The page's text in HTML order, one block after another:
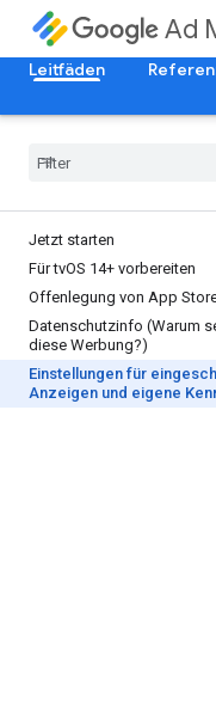
Ad
Leitfäden
Jetzt starten
Für tvOS 14+ vorbereiten
Offenlegung von App
Datenschutzinfo (Warum
diese Werbung?)
Einstellungen für
Anzeigen und eigene